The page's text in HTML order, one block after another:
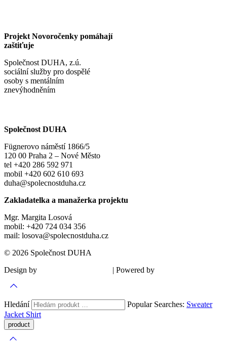
Projekt Novoročenky pomáhají
zaštiťuje
Společnost DUHA, z.ú.
sociální služby pro dospělé
osoby s mentálním
znevýhodněním
Společnost DUHA
Fügnerovo náměstí 1866/5
120 00 Praha 2 – Nové Město
tel +420 286 592 971
mobil +420 602 610 693
duha@spolecnostduha.cz
Zakladatelka a manažerka projektu
Mgr. Margita Losová
mobil: +420 724 034 356
mail: losova@spolecnostduha.cz
© 2026 Společnost DUHA
Design by
| Powered by
Hledání Popular Searches: Sweater
Jacket Shirt